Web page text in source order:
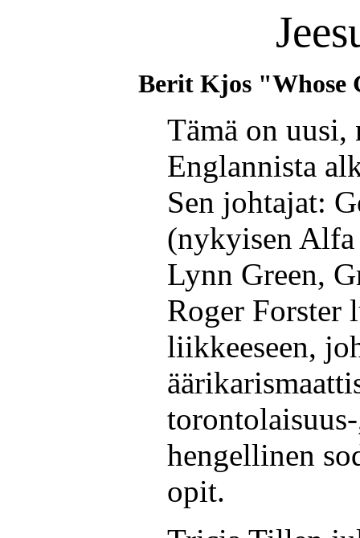
Berit Kjos "Whose
Tämä on
Englannista
Sen johtajat:
(nykyisen Alfa
Lynn Green,
Roger Forster
liikkeeseen,
hengellinen
opit.